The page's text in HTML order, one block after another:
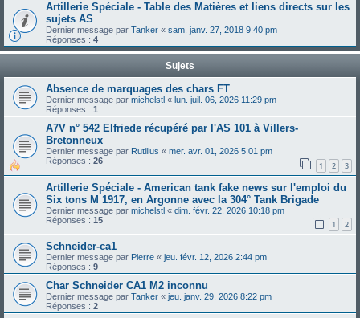
Artillerie Spéciale - Table des Matières et liens directs sur les
sujets AS
Dernier message par Tanker « sam. janv. 27, 2018 9:40 pm
Réponses : 4
Sujets
Absence de marquages des chars FT
Dernier message par michelstl « lun. juil. 06, 2026 11:29 pm
Réponses : 1
A7V n° 542 Elfriede récupéré par l'AS 101 à Villers-
Bretonneux
Dernier message par Rutilius « mer. avr. 01, 2026 5:01 pm
Réponses : 26 1 2 3
Artillerie Spéciale - American tank fake news sur l'emploi du
Six tons M 1917, en Argonne avec la 304° Tank Brigade
Dernier message par michelstl « dim. févr. 22, 2026 10:18 pm
Réponses : 15 1 2
Schneider-ca1
Dernier message par Pierre « jeu. févr. 12, 2026 2:44 pm
Réponses : 9
Char Schneider CA1 M2 inconnu
Dernier message par Tanker « jeu. janv. 29, 2026 8:22 pm
Réponses : 2